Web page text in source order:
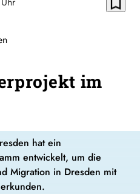
im
hat ein
entwickelt, um die
Migration in Dresden mit